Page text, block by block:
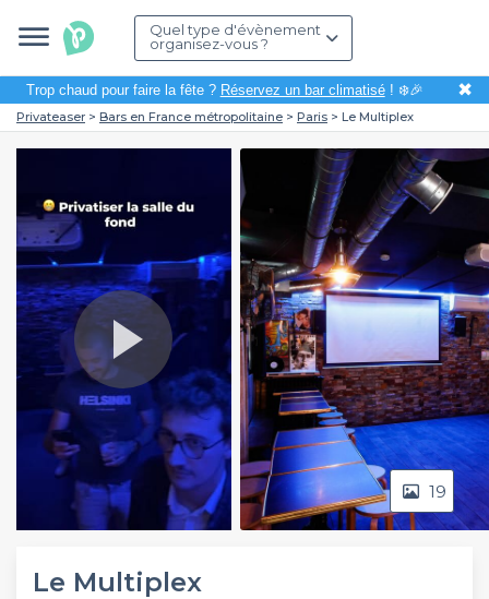
Quel type d'évènement
organisez-vous ?
Trop chaud pour faire la fête ? Réservez un bar climatisé! ❄️🎉 ✖
Privateaser Bars en France métropolitaine Paris Le Multiplex
Play
Video
19
Le Multiplex